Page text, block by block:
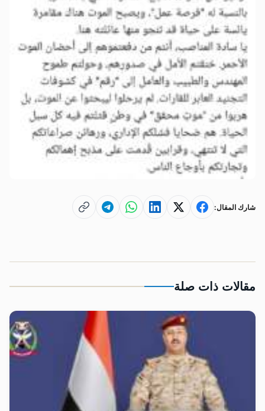
شارك المقال:
مقالات ذات صلة